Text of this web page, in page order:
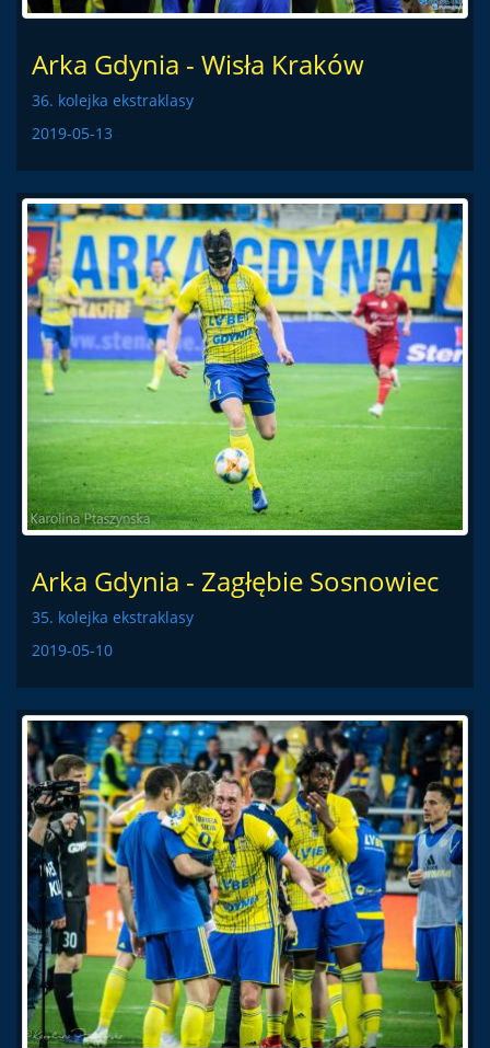
Arka Gdynia - Wisła Kraków
36. kolejka ekstraklasy
2019-05-13
Arka Gdynia - Zagłębie Sosnowiec
35. kolejka ekstraklasy
2019-05-10